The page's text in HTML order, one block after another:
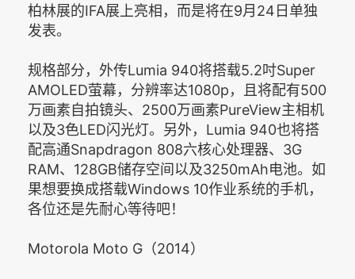
柏林展的IFA展上亮相，而是将在9月24日单独
发表。
规格部分，外传Lumia 940将搭载5.2吋Super
AMOLED萤幕，分辨率达1080p，且将配有500
万画素自拍镜头、2500万画素PureView主相机
以及3色LED闪光灯。另外，Lumia 940也将搭
配高通Snapdragon 808六核心处理器、3G
RAM、128GB储存空间以及3250mAh电池。如
果想要换成搭载Windows 10作业系统的手机，
各位还是先耐心等待吧！
Motorola Moto G（2014）